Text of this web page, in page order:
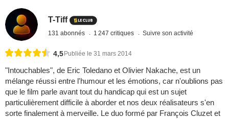
T-Tiff
131 abonnés 1 247 critiques Suivre son activité
4,5 Publiée le 31 mars 2014
"Intouchables", de Eric Toledano et Olivier Nakache, est un
mélange réussi entre l'humour et les émotions, car n'oublions pas
que le film parle avant tout du handicap qui est un sujet
particulièrement difficile à aborder et nos deux réalisateurs s'en
sorte finalement à merveille. Le duo formé par François Cluzet et